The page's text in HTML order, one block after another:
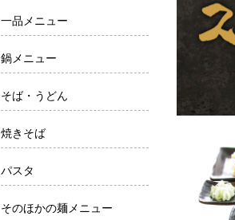
一品メニュー
鍋メニュー
そば・うどん
焼きそば
パスタ
そのほかの麺メニュー